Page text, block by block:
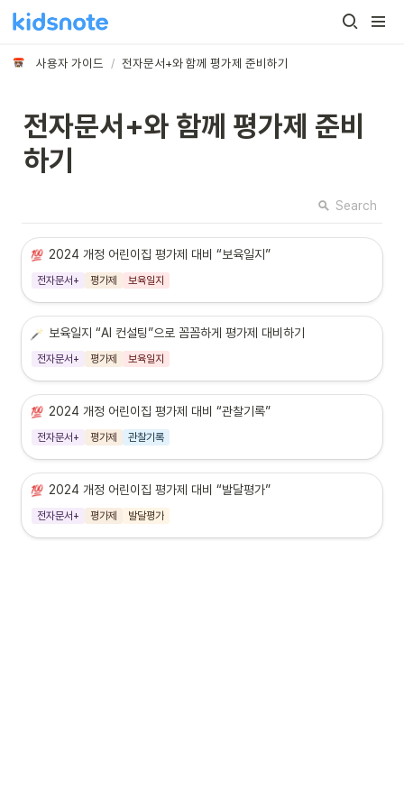
사용자 가이드 / 전자문서+와 함께 평가제 준비하기
전자문서+와 함께 평가제 준비
하기
Search
2024 개정 어린이집 평가제 대비 “보육일지”
전자문서+ 평가제 보육일지
보육일지 “AI 컨설팅”으로 꼼꼼하게 평가제 대비하기
전자문서+ 평가제 보육일지
2024 개정 어린이집 평가제 대비 “관찰기록”
전자문서+ 평가제 관찰기록
2024 개정 어린이집 평가제 대비 “발달평가”
전자문서+ 평가제 발달평가